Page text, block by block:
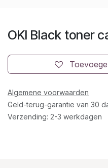
OKI Black toner
Algemene voorwaarden
Geld-terug-garantie van 30
Verzending: 2-3 werkdagen